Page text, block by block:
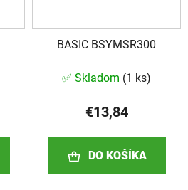
BASIC BSYMSR300
✅ Skladom (1 ks)
€13,84
DO KOŠÍKA